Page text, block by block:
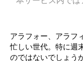
アラフォー、アラフ
忙しい世代。特に週
のではないでしょう